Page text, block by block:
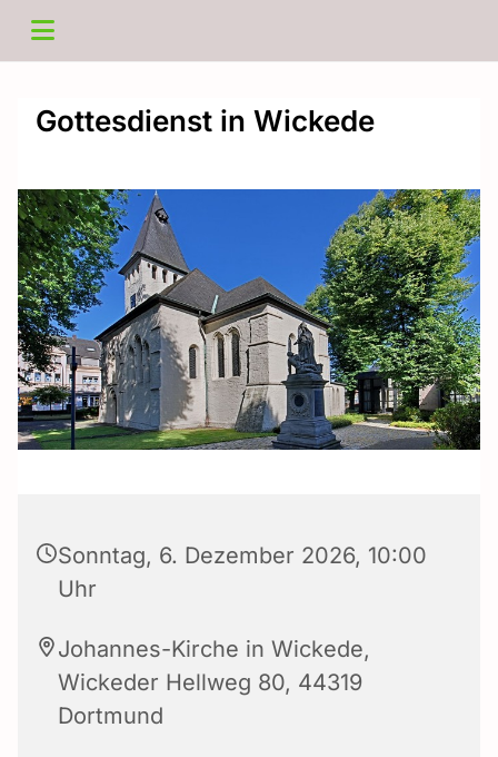
Gottesdienst in Wickede
Sonntag, 6. Dezember 2026, 10:00
Uhr
Johannes-Kirche in Wickede,
Wickeder Hellweg 80, 44319
Dortmund